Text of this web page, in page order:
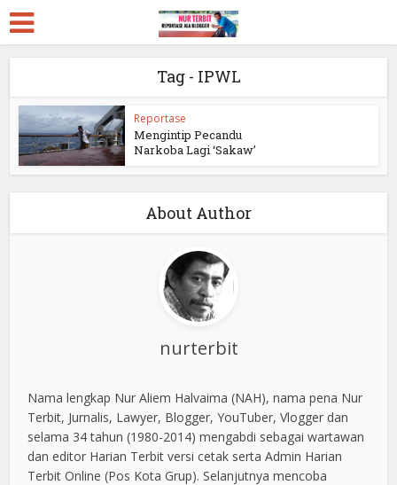
Tag - IPWL
Reportase
Mengintip Pecandu
Narkoba Lagi ‘Sakaw’
About Author
nurterbit
Nama lengkap Nur Aliem Halvaima (NAH), nama pena Nur
Terbit, Jurnalis, Lawyer, Blogger, YouTuber, Vlogger dan
selama 34 tahun (1980-2014) mengabdi sebagai wartawan
dan editor Harian Terbit versi cetak serta Admin Harian
Terbit Online (Pos Kota Grup). Selanjutnya mencoba